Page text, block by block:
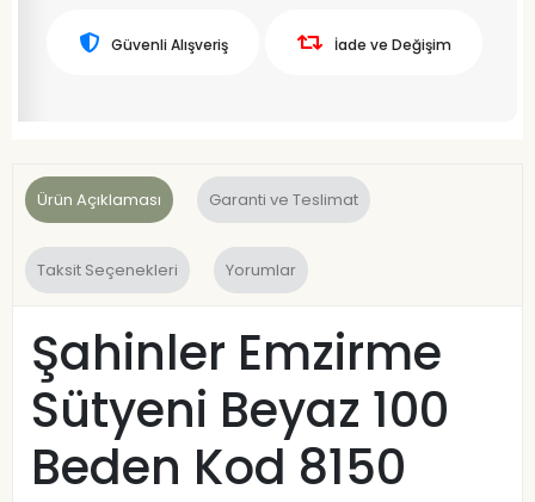
Güvenli Alışveriş İade ve Değişim
Ürün Açıklaması Garanti ve Teslimat
Taksit Seçenekleri Yorumlar
Şahinler Emzirme
Sütyeni Beyaz 100
Beden Kod 8150